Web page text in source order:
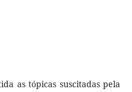
as tópicas suscitadas pela